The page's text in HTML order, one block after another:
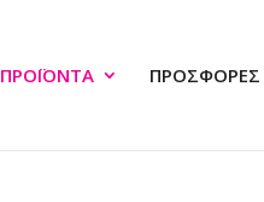
ΠΡΟΪΟΝΤΑ ΠΡΟΣΦΟΡΕΣ